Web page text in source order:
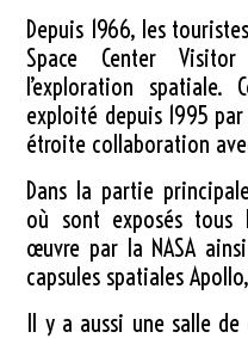
Depuis 1966, les
Space Center Visitor
l’exploration spatiale.
exploité depuis 1995
étroite collaboration
Dans la partie
où sont exposés
œuvre par la NASA
capsules spatiales
Il y a aussi une salle